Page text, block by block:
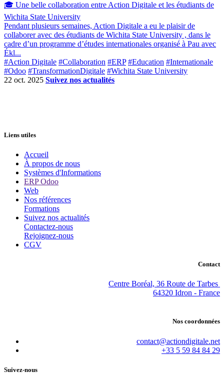
🎓 Une belle collaboration entre Action Digitale et les étudiants de
Wichita State University
Pendant plusieurs semaines, Action Digitale a eu le plaisir de
collaborer avec des étudiants de Wichita State University , dans le
cadre d’un programme d’études internationales organisé à Pau avec
Ékl...
#Action Digitale #Collaboration #ERP #Education #Internationale
#Odoo #TransformationDigitale #Wichita State University
22 oct. 2025 Suivez nos actualités
Liens utiles
Accueil
À propos de nous
Systèmes d'Informations
ERP Odoo
Web
Nos références
Formations
Suivez nos actualités
Contactez-nous
Rejoignez-nous
CGV
Contact
Centre Boréal, 36 Route de Tarbes
64320 Idron - France
Nos coordonnées
contact@actiondigitale.net
+33 5 59 84 84 29
Suivez-nous